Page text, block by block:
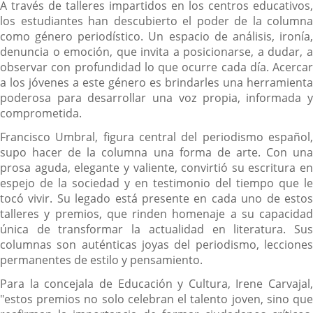
A través de talleres impartidos en los centros educativos,
los estudiantes han descubierto el poder de la columna
como género periodístico. Un espacio de análisis, ironía,
denuncia o emoción, que invita a posicionarse, a dudar, a
observar con profundidad lo que ocurre cada día. Acercar
a los jóvenes a este género es brindarles una herramienta
poderosa para desarrollar una voz propia, informada y
comprometida.
Francisco Umbral, figura central del periodismo español,
supo hacer de la columna una forma de arte. Con una
prosa aguda, elegante y valiente, convirtió su escritura en
espejo de la sociedad y en testimonio del tiempo que le
tocó vivir. Su legado está presente en cada uno de estos
talleres y premios, que rinden homenaje a su capacidad
única de transformar la actualidad en literatura. Sus
columnas son auténticas joyas del periodismo, lecciones
permanentes de estilo y pensamiento.
Para la concejala de Educación y Cultura, Irene Carvajal,
"estos premios no solo celebran el talento joven, sino que